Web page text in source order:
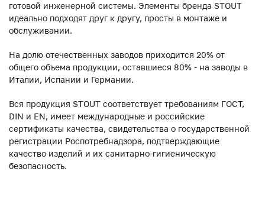
готовой инженерной системы. Элементы бренда STOUT
идеально подходят друг к другу, просты в монтаже и
обслуживании.
На долю отечественных заводов приходится 20% от
общего объема продукции, оставшиеся 80% - на заводы в
Италии, Испании и Германии.
Вся продукция STOUT соответствует требованиям ГОСТ,
DIN и EN, имеет международные и российские
сертификаты качества, свидетельства о государственной
регистрации Роспотребнадзора, подтверждающие
качество изделий и их санитарно-гигиеническую
безопасность.